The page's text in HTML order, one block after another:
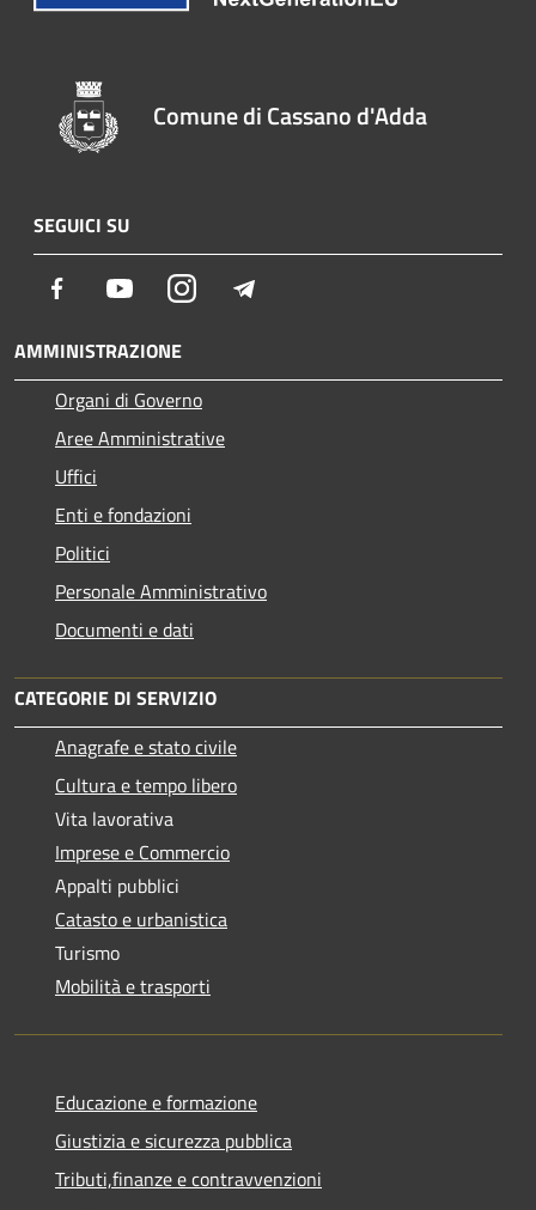
Comune di Cassano d'Adda
SEGUICI SU
Facebook YoutubeInstagram
AMMINISTRAZIONE
Organi di Governo
Aree Amministrative
Uffici
Enti e fondazioni
Politici
Personale Amministrativo
Documenti e dati
CATEGORIE DI SERVIZIO
Anagrafe e stato civile
Cultura e tempo libero
Vita lavorativa
Imprese e Commercio
Appalti pubblici
Catasto e urbanistica
Turismo
Mobilità e trasporti
Educazione e formazione
Giustizia e sicurezza pubblica
Tributi,finanze e contravvenzioni